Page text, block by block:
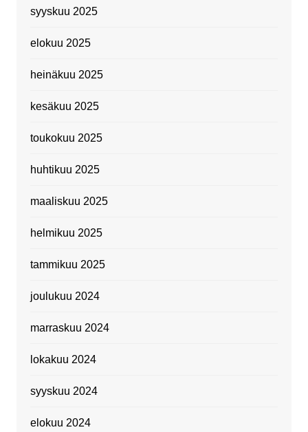
syyskuu 2025
elokuu 2025
heinäkuu 2025
kesäkuu 2025
toukokuu 2025
huhtikuu 2025
maaliskuu 2025
helmikuu 2025
tammikuu 2025
joulukuu 2024
marraskuu 2024
lokakuu 2024
syyskuu 2024
elokuu 2024